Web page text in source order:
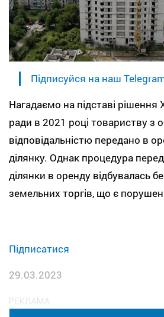
Підписуйся на наш
Нагадаємо на підставі рішення
ради в 2021 році товариству з
відповідальністю передано в
ділянку. Однак процедура
ділянки в оренду відбувалась
земельних торгів, що є
Підписатися
29.03.2023